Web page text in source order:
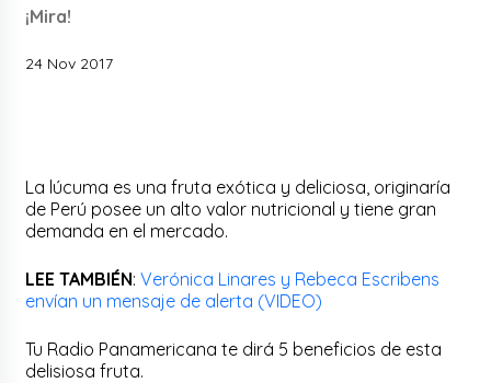
¡Mira!
24 Nov 2017
La lúcuma es una fruta exótica y deliciosa, originaría
de Perú posee un alto valor nutricional y tiene gran
demanda en el mercado.
LEE TAMBIÉN:Verónica Linares y Rebeca Escribens
envían un mensaje de alerta (VIDEO)
Tu Radio Panamericana te dirá 5 beneficios de esta
delisiosa fruta.